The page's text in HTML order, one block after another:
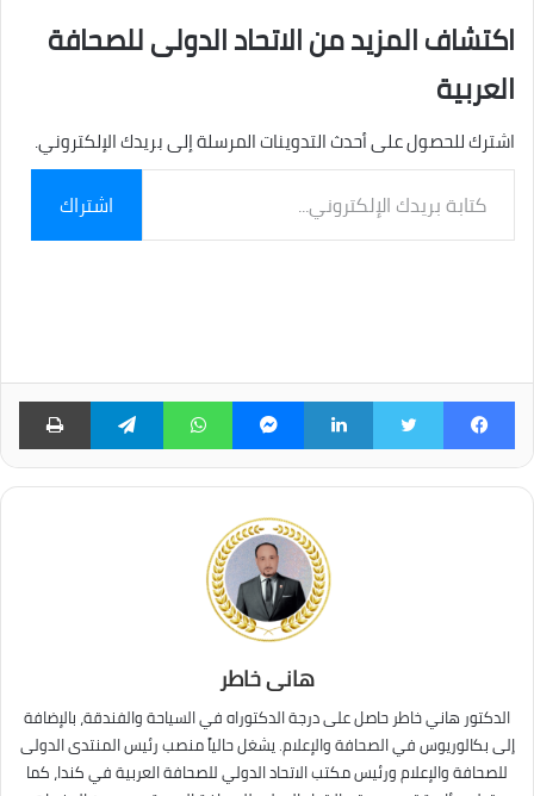
اكتشاف المزيد من الاتحاد الدولى للصحافة
العربية
اشترك للحصول على أحدث التدوينات المرسلة إلى بريدك الإلكتروني.
بريدك
الإلكتروني...
اشتراك
فيسبوك لينكدإن ماسنجر واتساب تيلقرام
هانى خاطر
الدكتور هاني خاطر حاصل على درجة الدكتوراه في السياحة والفندقة، بالإضافة
إلى بكالوريوس في الصحافة والإعلام. يشغل حالياً منصب رئيس المنتدى الدولى
للصحافة والإعلام ورئيس مكتب الاتحاد الدولي للصحافة العربية في كندا، كما